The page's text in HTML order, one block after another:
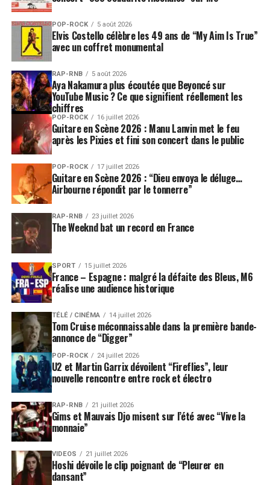
POP-ROCK 5 août 2026
Elvis Costello célèbre les 49 ans de “My Aim Is True”
avec un coffret monumental
RAP-RNB 5 août 2026
Aya Nakamura plus écoutée que Beyoncé sur
YouTube Music ? Ce que signifient réellement les
chiffres
POP-ROCK 16 juillet 2026
Guitare en Scène 2026 : Manu Lanvin met le feu
après les Pixies et fini son concert dans le public
POP-ROCK 17 juillet 2026
Guitare en Scène 2026 : “Dieu envoya le déluge…
Airbourne répondit par le tonnerre”
RAP-RNB 23 juillet 2026
The Weeknd bat un record en France
SPORT 15 juillet 2026
France – Espagne : malgré la défaite des Bleus, M6
réalise une audience historique
TÉLÉ / CINÉMA 14 juillet 2026
Tom Cruise méconnaissable dans la première bande-
annonce de “Digger”
POP-ROCK 24 juillet 2026
U2 et Martin Garrix dévoilent “Fireflies”, leur
nouvelle rencontre entre rock et électro
RAP-RNB 21 juillet 2026
Gims et Mauvais Djo misent sur l’été avec “Vive la
monnaie”
VIDEOS 21 juillet 2026
Hoshi dévoile le clip poignant de “Pleurer en
dansant”